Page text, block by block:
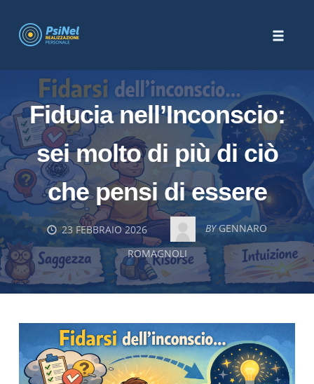
content
Fiducia nell’Inconscio:
sei molto di più di ciò
che pensi di essere
23 FEBBRAIO 2026 BY GENNARO
ROMAGNOLI